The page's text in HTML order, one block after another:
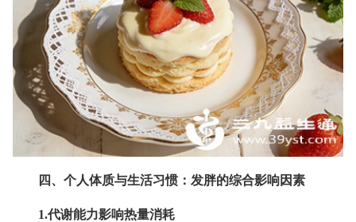
四、个人体质与生活习惯：发胖的综合影响因素
1.代谢能力影响热量消耗